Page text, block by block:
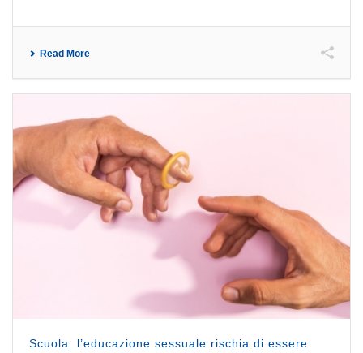
Read More
Scuola: l’educazione sessuale rischia di essere